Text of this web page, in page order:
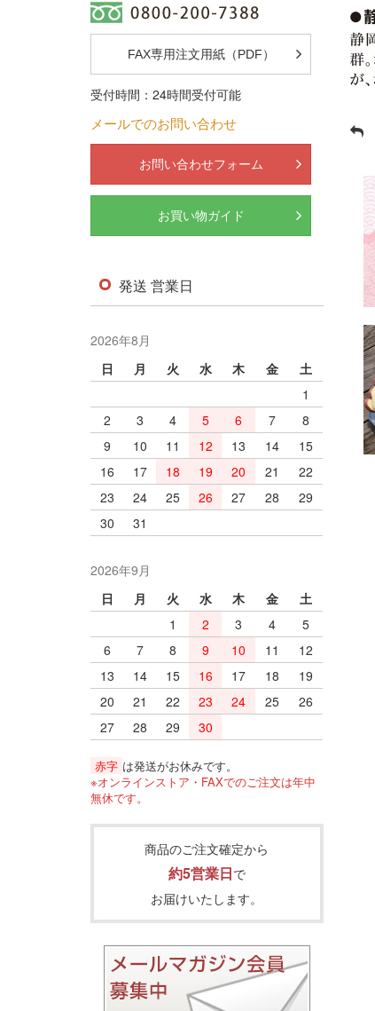
FAX専用注文用紙（PDF）
受付時間：24時間受付可能
メールでのお問い合わせ
お問い合わせフォーム
お買い物ガイド
発送 営業日
2026年8月
日
月 火 水 木 金
土
1
2
3 4 5 6 7
8
9
10 11 12 13 14
15
16
17 18 19 20 21
22
23
24 25 26 27 28
29
30
31
2026年9月
日
月 火 水 木 金
土
1
2 3 4
5
6
7 8 9 10 11
12
13
14 15 16 17 18
19
20
21 22 23 24 25
26
27
28 29 30
赤字 は発送がお休みです。
※オンラインストア・FAXでのご注文は年中
無休です。
商品のご注文確定から
約5営業日で
お届けいたします。